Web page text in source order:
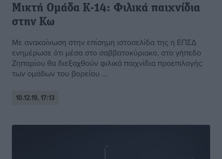
Μικτή Ομάδα Κ-14: Φιλικά παιχνίδια
στην Κω
Με ανακοίνωση στην επίσημη ιστοσελίδα της η ΕΠΣΔ
ενημέρωσε ότι μέσα στο σαββατοκύριακο, στο γήπεδο
Ζηπαρίου θα διεξαχθούν φιλικά παιχνίδια προεπιλογής
των ομάδων του βορείου ...
10.12.19, 17:13